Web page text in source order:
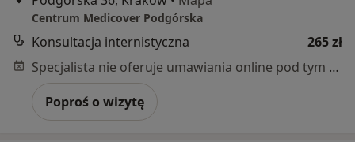
Centrum Medicover Podgórska
Konsultacja internistyczna
265 zł
Specjalista nie oferuje umawiania online pod tym adresem.
Poproś o wizytę